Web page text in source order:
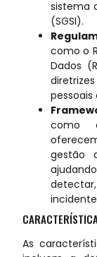
sistema
(SGSI).
como o
Dados
como
gestão
As